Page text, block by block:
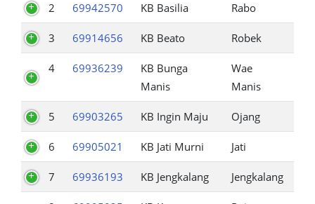
2 69942570 KB Basilia Rabo
3 69914656 KB Beato Robek
4 69936239
KB Bunga
Manis
Wae
Manis
5 69903265 KB Ingin Maju Ojang
6 69905021 KB Jati Murni Jati
7 69936193 KB Jengkalang Jengkalang